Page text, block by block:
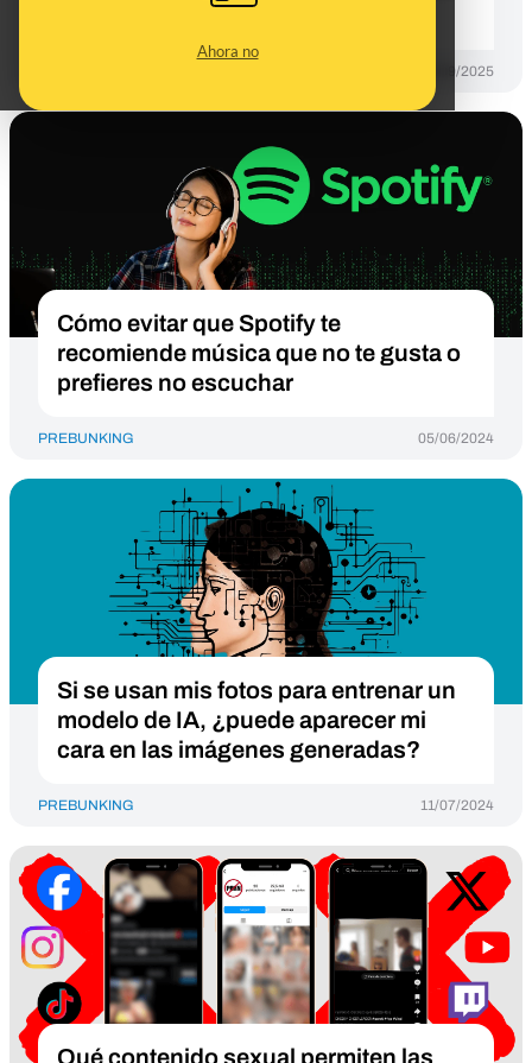
Ahora no
y ‘mierdifica’ internet
29/09/2025
Cómo evitar que Spotify te
recomiende música que no te gusta o
prefieres no escuchar
PREBUNKING 05/06/2024
Si se usan mis fotos para entrenar un
modelo de IA, ¿puede aparecer mi
cara en las imágenes generadas?
PREBUNKING 11/07/2024
Qué contenido sexual permiten las